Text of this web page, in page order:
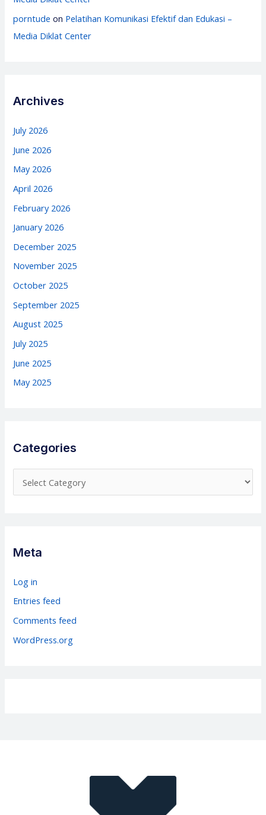
porntude on Pelatihan Komunikasi Efektif dan Edukasi –
Media Diklat Center
Archives
July 2026
June 2026
May 2026
April 2026
February 2026
January 2026
December 2025
November 2025
October 2025
September 2025
August 2025
July 2025
June 2025
May 2025
Categories
a
r
i
Meta
Log in
Entries feed
Comments feed
WordPress.org